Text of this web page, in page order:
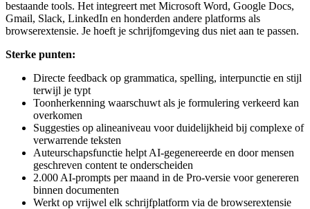
bestaande tools. Het integreert met Microsoft Word, Google Docs,
Gmail, Slack, LinkedIn en honderden andere platforms als
browserextensie. Je hoeft je schrijfomgeving dus niet aan te passen.
Sterke punten:
Directe feedback op grammatica, spelling, interpunctie en stijl
terwijl je typt
Toonherkenning waarschuwt als je formulering verkeerd kan
overkomen
Suggesties op alineaniveau voor duidelijkheid bij complexe of
verwarrende teksten
Auteurschapsfunctie helpt AI-gegenereerde en door mensen
geschreven content te onderscheiden
2.000 AI-prompts per maand in de Pro-versie voor genereren
binnen documenten
Werkt op vrijwel elk schrijfplatform via de browserextensie